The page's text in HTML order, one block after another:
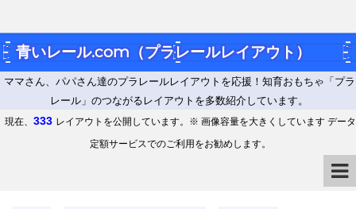
青いレール.com（プラレールレイアウト）
ママさん、パパさん達のプラレールレイアウトを応援！知育おもちゃ「プラ
レール」のつながるレイアウトを多数紹介しています。
現在、 333 レイアウトを公開しています。※ 画像容量を大きくしています データ
定額サービスでのご利用をお勧めします。